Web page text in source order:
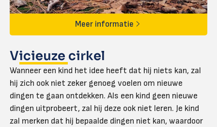
Meer informatie
Vicieuze cirkel
Wanneer een kind het idee heeft dat hij niets kan, zal
hij zich ook niet zeker genoeg voelen om nieuwe
dingen te gaan ontdekken. Als een kind geen nieuwe
dingen uitprobeert, zal hij deze ook niet leren. Je kind
zal merken dat hij bepaalde dingen niet kan, waardoor